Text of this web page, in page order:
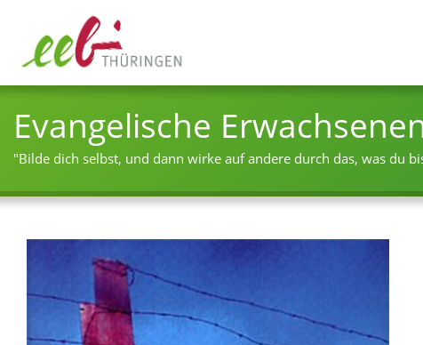
Evangelische
"Bilde dich selbst, und dann wirke auf andere durch das, was du